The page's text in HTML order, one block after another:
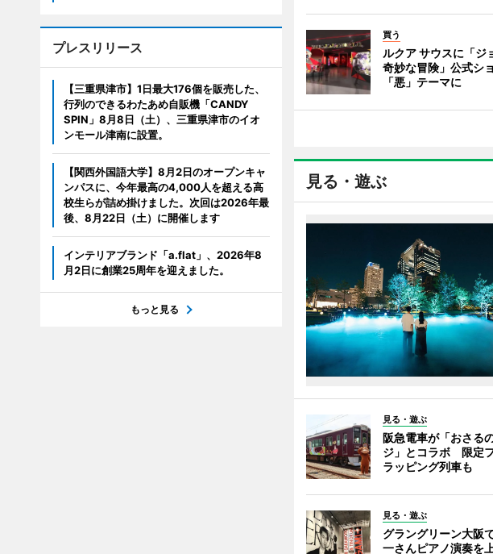
買う
ルクア サウスに「ジ
奇妙な冒険」公式シ
「悪」テーマに
見る・遊ぶ
見る・遊ぶ
阪急電車が「おさる
ジ」とコラボ 限定フ
ラッピング列車も
見る・遊ぶ
グラングリーン大阪
一さんピアノ演奏を
プレスリリース
【三重県津市】1日最大176個を販売した、
行列のできるわたあめ自販機「CANDY
SPIN」8月8日（土）、三重県津市のイオ
ンモール津南に設置。
【関西外国語大学】8月2日のオープンキャ
ンパスに、今年最高の4,000人を超える高
校生らが詰め掛けました。次回は2026年最
後、8月22日（土）に開催します
インテリアブランド「a.flat」、2026年8
月2日に創業25周年を迎えました。
もっと見る